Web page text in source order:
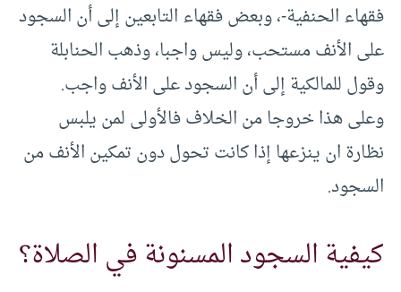
فقهاء الحنفية-، وبعض فقهاء التابعين إلى أن السجود
على الأنف مستحب، وليس واجبا، وذهب الحنابلة
وقول للمالكية إلى أن السجود على الأنف واجب.
وعلى هذا خروجا من الخلاف فالأولى لمن يلبس
نظارة ان ينزعها إذا كانت تحول دون تمكين الأنف من
السجود.
كيفية السجود المسنونة في الصلاة؟